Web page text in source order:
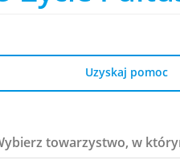
Uzyskaj pomoc
towarzystwo, w